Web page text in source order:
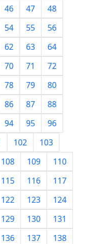
46 47
48
54 55
56
62 63
64
70 71
72
78 79
80
86 87
88
94 95
96
102
103
108 109
110
115 116
117
122 123
124
129 130
131
136 137
138